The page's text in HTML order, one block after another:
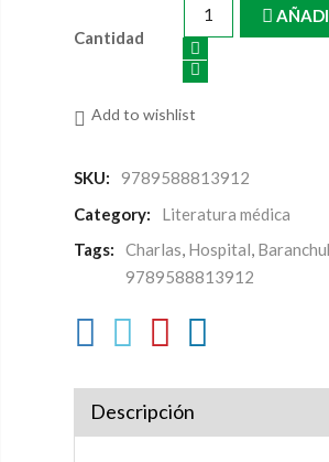
Cantidad
Add to wishlist
SKU:
9789588813912
Category:
Literatura médica
Tags:
Charlas, Hospital,
9789588813912
Descripción